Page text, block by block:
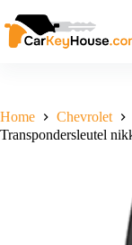
naar
de
Home
Chevrolet
Transpondersleutel